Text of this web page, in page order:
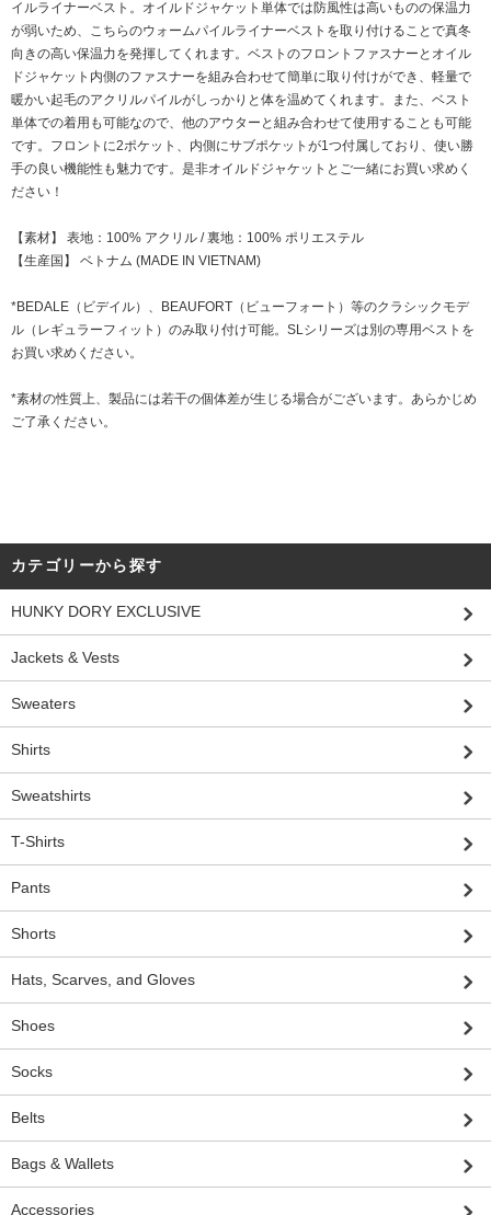
イルライナーベスト。オイルドジャケット単体では防風性は高いものの保温力
が弱いため、こちらのウォームパイルライナーベストを取り付けることで真冬
向きの高い保温力を発揮してくれます。ベストのフロントファスナーとオイル
ドジャケット内側のファスナーを組み合わせて簡単に取り付けができ、軽量で
暖かい起毛のアクリルパイルがしっかりと体を温めてくれます。また、ベスト
単体での着用も可能なので、他のアウターと組み合わせて使用することも可能
です。フロントに2ポケット、内側にサブポケットが1つ付属しており、使い勝
手の良い機能性も魅力です。是非オイルドジャケットとご一緒にお買い求めく
ださい！
【素材】 表地：100% アクリル / 裏地：100% ポリエステル
【生産国】 ベトナム (MADE IN VIETNAM)
*BEDALE（ビデイル）、BEAUFORT（ビューフォート）等のクラシックモデ
ル（レギュラーフィット）のみ取り付け可能。SLシリーズは別の専用ベストを
お買い求めください。
*素材の性質上、製品には若干の個体差が生じる場合がございます。あらかじめ
ご了承ください。
カテゴリーから探す
HUNKY DORY EXCLUSIVE
Jackets & Vests
Sweaters
Shirts
Sweatshirts
T-Shirts
Pants
Shorts
Hats, Scarves, and Gloves
Shoes
Socks
Belts
Bags & Wallets
Accessories